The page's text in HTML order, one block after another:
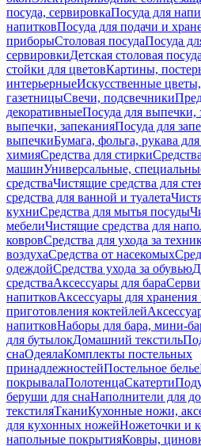
посуда, сервировкаПосуда для
напитковПосуда для подачи и
приборыСтоловая посудаПосуда
сервировкиДетская столовая посуда
стойки для цветовКартины,
интерьерныеИскусственные
газетницыСвечи, подсвечники
декоративныеПосуда для выпечки,
выпечки, запеканияПосуда для
выпечкиБумага, фольга, рукава
химияСредства для стирки
машинУниверсальные,
средстваЧистящие средства для
средства для ванной и туалета
кухниСредства для мытья посуды
мебелиЧистящие средства для
ковровСредства для ухода за
воздухаСредства от насекомых
одеждойСредства ухода за обувью
средстваАксессуары для бара
напитковАксессуары для хранения
приготовления коктейлей
напитковНаборы для бара, мини-
для бутылокДомашний текстиль
снаОдеялаКомплекты постельных
принадлежностейПостельное белье
покрывалаПолотенцаСкатерти
беруши для снаНаполнители для
текстиляТканиКухонные ножи,
для кухонных ножейНожеточки и
напольные покрытияКовры,